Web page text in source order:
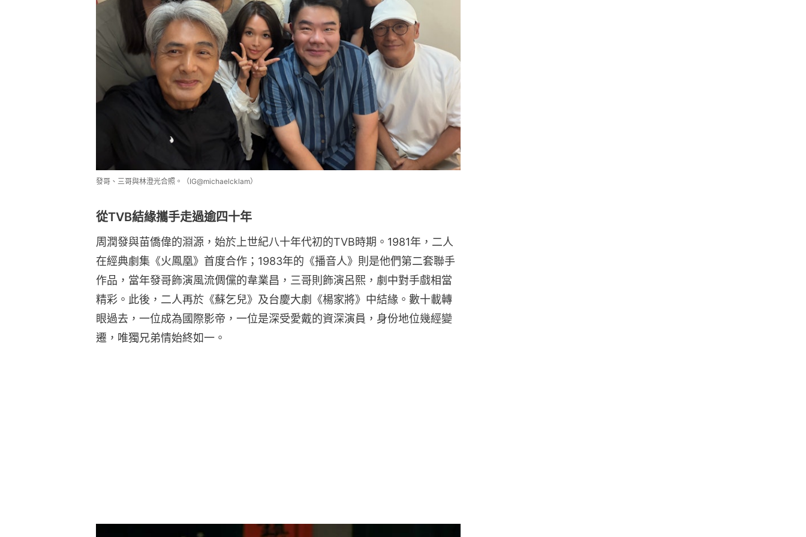
發哥、三哥與林澄光合照。（IG@michaelcklam）
從TVB結緣攜手走過逾四十年
周潤發與苗僑偉的淵源，始於上世紀八十年代初的TVB時期。1981年，二人
在經典劇集《火鳳凰》首度合作；1983年的《播音人》則是他們第二套聯手
作品，當年發哥飾演風流倜儻的韋業昌，三哥則飾演呂熙，劇中對手戲相當
精彩。此後，二人再於《蘇乞兒》及台慶大劇《楊家將》中結緣。數十載轉
眼過去，一位成為國際影帝，一位是深受愛戴的資深演員，身份地位幾經變
遷，唯獨兄弟情始終如一。